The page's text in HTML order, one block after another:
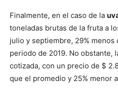
Finalmente, en el caso de la
toneladas brutas de la fruta a
julio y septiembre, 29% menos
periodo de 2019. No obstante,
cotizada, con un precio de $
que el promedio y 25% menor